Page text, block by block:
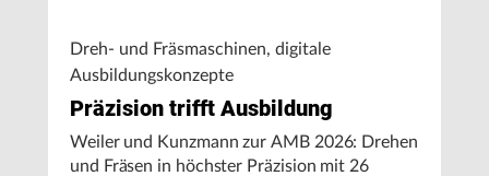
Dreh- und Fräsmaschinen, digitale
Ausbildungskonzepte
Präzision trifft Ausbildung
Weiler und Kunzmann zur AMB 2026: Drehen
und Fräsen in höchster Präzision mit 26